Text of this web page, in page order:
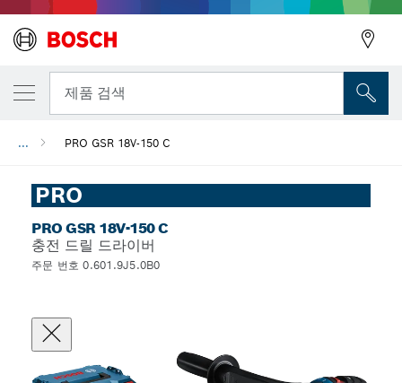
제품 검색
... PRO GSR 18V-150 C
PRO
PRO GSR 18V-150 C
충전 드릴 드라이버
주문 번호 0.601.9J5.0B0